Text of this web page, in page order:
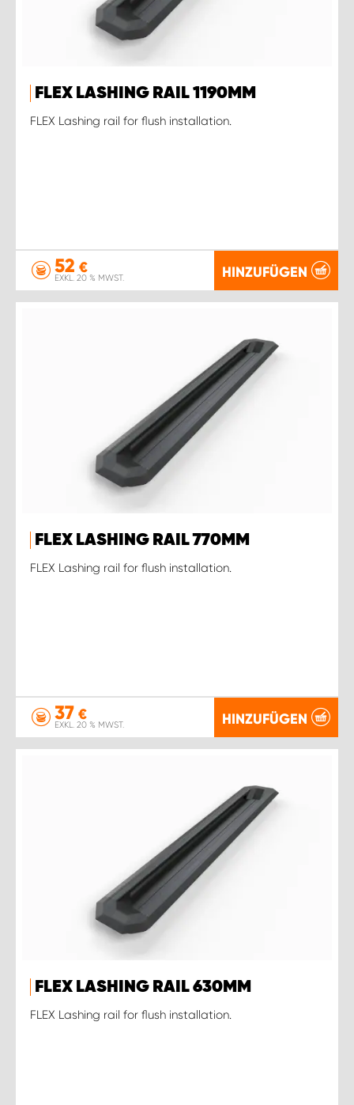
FLEX LASHING RAIL 1190MM
FLEX Lashing rail for flush installation.
52 €
EXKL. 20 % MWST. HINZUFÜGEN
FLEX LASHING RAIL 770MM
FLEX Lashing rail for flush installation.
37 €
EXKL. 20 % MWST. HINZUFÜGEN
FLEX LASHING RAIL 630MM
FLEX Lashing rail for flush installation.